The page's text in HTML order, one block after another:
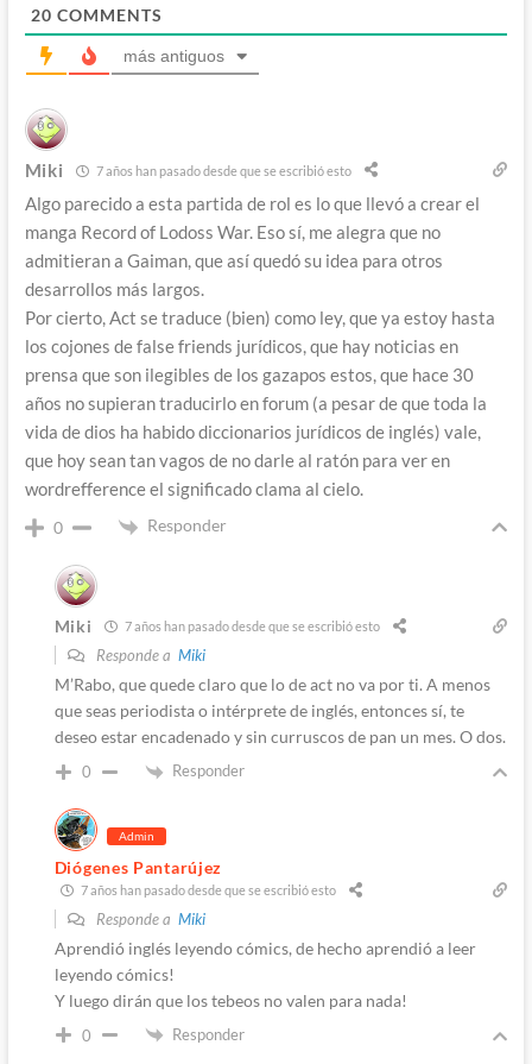
20 COMMENTS
más antiguos
Miki 7 años han pasado desde que se escribió esto
Algo parecido a esta partida de rol es lo que llevó a crear el
manga Record of Lodoss War. Eso sí, me alegra que no
admitieran a Gaiman, que así quedó su idea para otros
desarrollos más largos.
Por cierto, Act se traduce (bien) como ley, que ya estoy hasta
los cojones de false friends jurídicos, que hay noticias en
prensa que son ilegibles de los gazapos estos, que hace 30
años no supieran traducirlo en forum (a pesar de que toda la
vida de dios ha habido diccionarios jurídicos de inglés) vale,
que hoy sean tan vagos de no darle al ratón para ver en
wordrefference el significado clama al cielo.
0 Responder
Miki 7 años han pasado desde que se escribió esto
Responde a Miki
M’Rabo, que quede claro que lo de act no va por ti. A menos
que seas periodista o intérprete de inglés, entonces sí, te
deseo estar encadenado y sin curruscos de pan un mes. O dos.
0 Responder
Admin
Diógenes Pantarújez
7 años han pasado desde que se escribió esto
Responde a Miki
Aprendió inglés leyendo cómics, de hecho aprendió a leer
leyendo cómics!
Y luego dirán que los tebeos no valen para nada!
0 Responder